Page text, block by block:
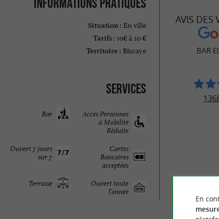
Situation : En ville
Tarifs : 10€ à 20 €
Territoire : Biscaye
Services
Accès Personnes
à Mobilité
Réduite
Bar
Cartes
Bancaires
acceptées
Ouvert 7 jours
sur 7
Ouvert toute
l'année
Terrasse
AVIS DES
BAR
© Google 2026
En